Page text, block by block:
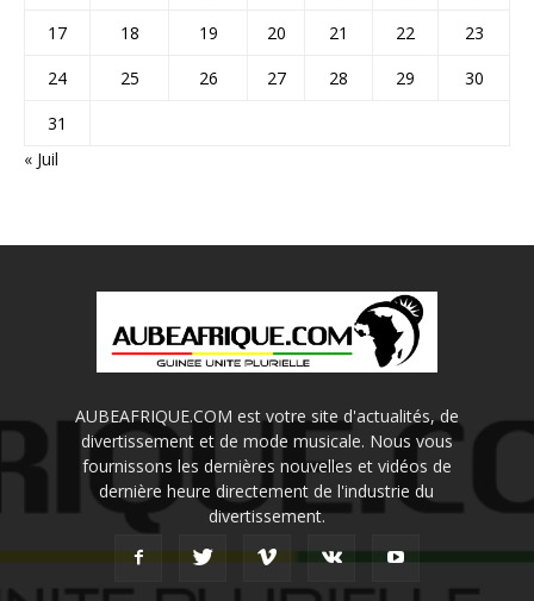
17
18 19 20 21 22
23
24
25 26 27 28 29
30
31
« Juil
AUBEAFRIQUE.COM est votre site d'actualités, de
divertissement et de mode musicale. Nous vous
fournissons les dernières nouvelles et vidéos de
dernière heure directement de l'industrie du
divertissement.